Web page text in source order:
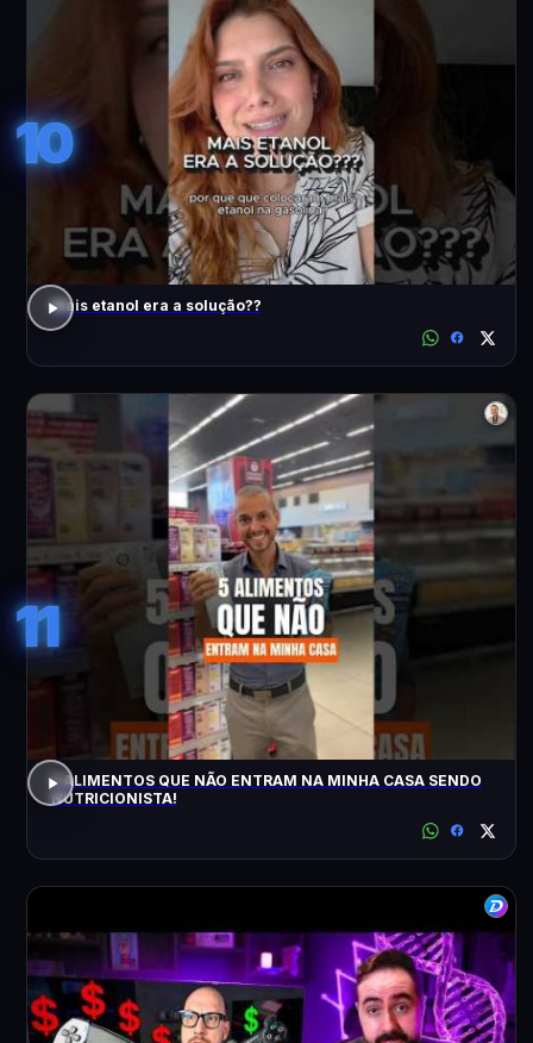
10
Mais etanol era a solução??
11
5 ALIMENTOS QUE NÃO ENTRAM NA MINHA CASA SENDO
NUTRICIONISTA!